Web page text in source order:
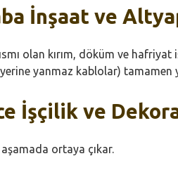
İnşaat ve
olan kırım, döküm ve
yanmaz kablolar) tamamen
İşçilik ve
ortaya çıkar.